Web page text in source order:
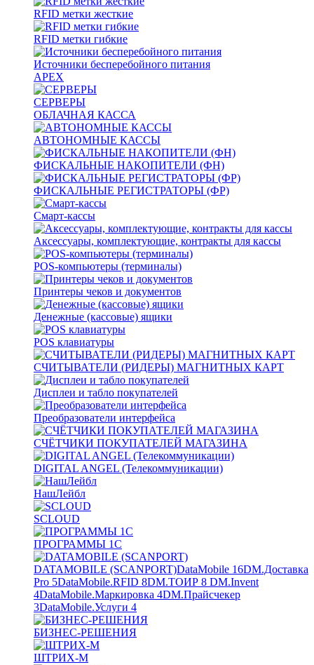
RFID метки жесткие
RFID метки гибкие
Источники бесперебойного питания
APEX
СЕРВЕРЫ
ОБЛАЧНАЯ КАССА
АВТОНОМНЫЕ КАССЫ
ФИСКАЛЬНЫЕ НАКОПИТЕЛИ (ФН)
ФИСКАЛЬНЫЕ РЕГИСТРАТОРЫ (ФР)
Смарт-кассы
Аксессуары, комплектующие, контракты для кассы
POS-компьютеры (терминалы)
Принтеры чеков и документов
Денежные (кассовые) ящики
POS клавиатуры
СЧИТЫВАТЕЛИ (РИДЕРЫ) МАГНИТНЫХ КАРТ
Дисплеи и табло покупателей
Преобразователи интерфейса
СЧЁТЧИКИ ПОКУПАТЕЛЕЙ МАГАЗИНА
DIGITAL ANGEL (Телекоммуникации)
НашЛейбл
SCLOUD
ПРОГРАММЫ 1С
DATAMOBILE (SCANPORT)DataMobile 16DM.Доставка
Pro 5DataMobile.RFID 8DM.ТОИР 8 DM.Invent
4DataMobile.Маркировка 4DM.Прайсчекер
3DataMobile.Услуги 4
БИЗНЕС-РЕШЕНИЯ
ШТРИХ-М